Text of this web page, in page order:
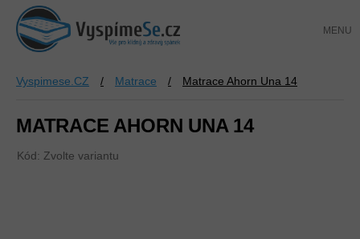
Přejít
obsah
KOŠÍK
Vyspimese.CZ / Matrace / Matrace Ahorn Una 14
MATRACE AHORN UNA 14
Kód: Zvolte variantu